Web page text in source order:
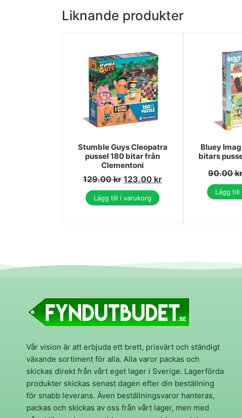
Liknande produkter
Stumble Guys Cleopatra
pussel 180 bitar från
Clementoni
129.00kr 123.00 kr
Lägg till i varukorg
Bluey
bitars
90.00
Lägg till
Vår vision är att erbjuda ett brett, prisvärt och ständigt
växande sortiment för alla. Alla varor packas och
skickas direkt från vårt eget lager i Sverige. Lagerförda
produkter skickas senast dagen efter din beställning
för snabb leverans. Även beställningsvaror hanteras,
packas och skickas av oss från vårt lager, men med